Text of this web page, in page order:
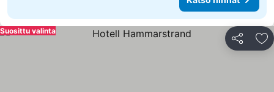
Jaa
Suosittu valinta